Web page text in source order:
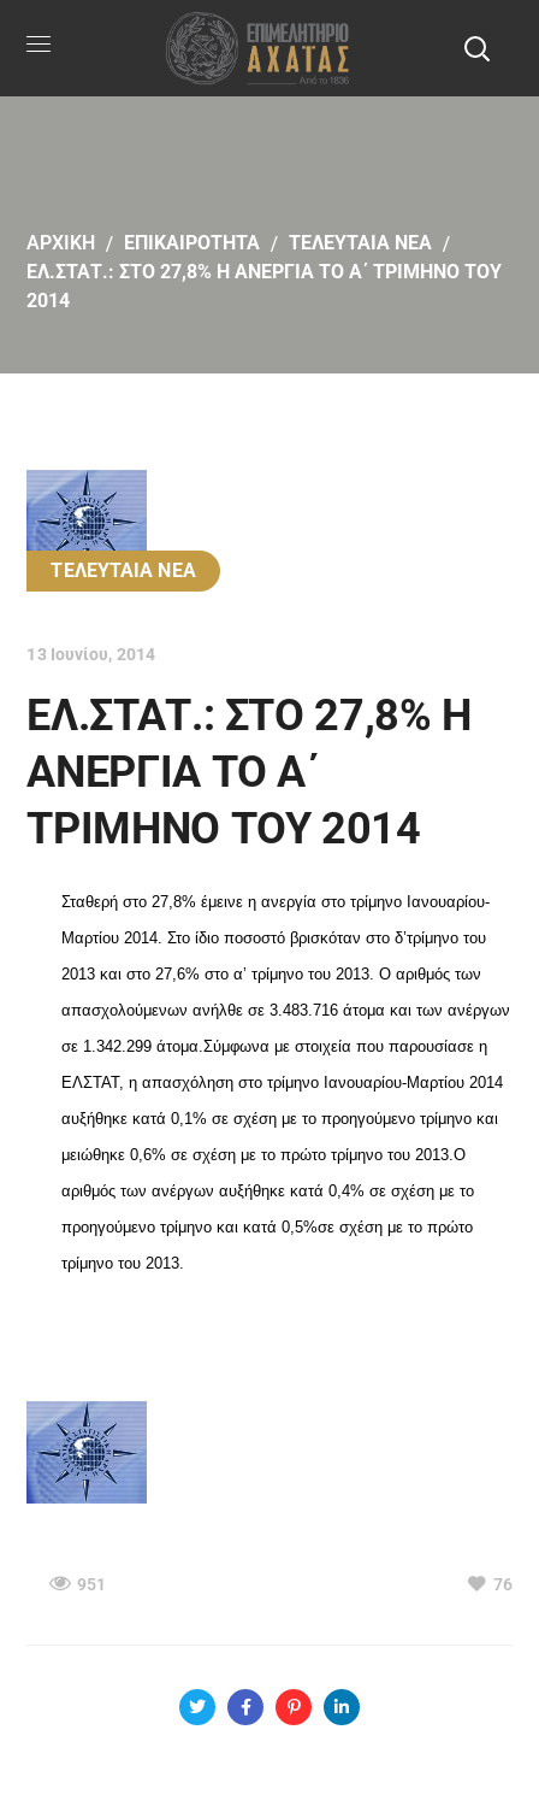
ΑΡΧΙΚΗ ΕΠΙΚΑΙΡΟΤΗΤΑ
ΤΕΛΕΥΤΑΙΑ ΝΕΑ
ΕΛ.ΣΤΑΤ.: ΣΤΟ 27,8% Η ΑΝΕΡΓΙΑ ΤΟ Α΄ ΤΡΙΜΗΝΟ ΤΟΥ
2014
ΤΕΛΕΥΤΑΙΑ ΝΕΑ
13 Ιουνίου, 2014
ΕΛ.ΣΤΑΤ.: ΣΤΟ 27,8% Η
ΑΝΕΡΓΙΑ ΤΟ Α΄
ΤΡΙΜΗΝΟ ΤΟΥ 2014
Σταθερή στο 27,8% έμεινε η ανεργία στο τρίμηνο Ιανουαρίου-
Μαρτίου 2014. Στο ίδιο ποσοστό βρισκόταν στο δ’τρίμηνο του
2013 και στο 27,6% στο α’ τρίμηνο του 2013. Ο αριθμός των
απασχολούμενων ανήλθε σε 3.483.716 άτομα και των ανέργων
σε 1.342.299 άτομα.Σύμφωνα με στοιχεία που παρουσίασε η
ΕΛΣΤΑΤ, η απασχόληση στο τρίμηνο Ιανουαρίου-Μαρτίου 2014
αυξήθηκε κατά 0,1% σε σχέση με το προηγούμενο τρίμηνο και
μειώθηκε 0,6% σε σχέση με το πρώτο τρίμηνο του 2013.Ο
αριθμός των ανέργων αυξήθηκε κατά 0,4% σε σχέση με το
προηγούμενο τρίμηνο και κατά 0,5%σε σχέση με το πρώτο
τρίμηνο του 2013.
951 76